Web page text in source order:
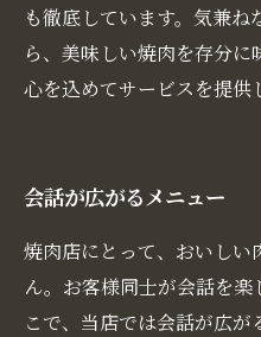
も徹底しています。気兼
ら、美味しい焼肉を存分に
心を込めてサービスを提供
会話が広がるメニュー
焼肉店にとって、おいしい
ん。お客様同士が会話を
こで、当店では会話が広